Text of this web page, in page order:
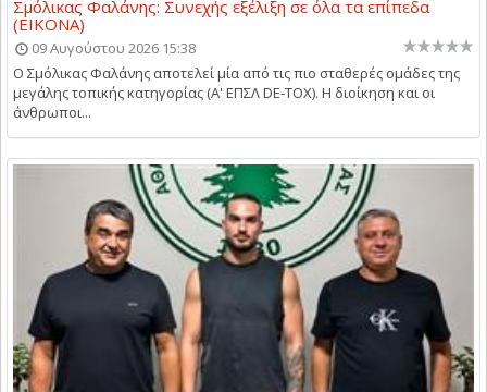
Σμόλικας Φαλάνης: Συνεχής εξέλιξη σε όλα τα επίπεδα
(ΕΙΚΟΝΑ)
09 Αυγούστου 2026 15:38
Ο Σμόλικας Φαλάνης αποτελεί μία από τις πιο σταθερές ομάδες της
μεγάλης τοπικής κατηγορίας (Α' ΕΠΣΛ DE-TOX). Η διοίκηση και οι
άνθρωποι...